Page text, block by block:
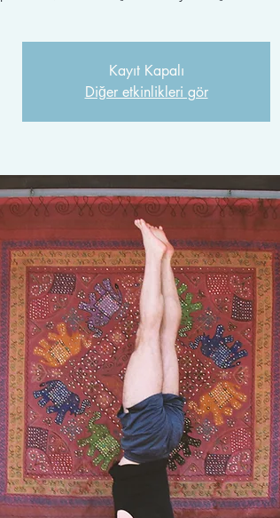
Kayıt Kapalı
Diğer etkinlikleri gör